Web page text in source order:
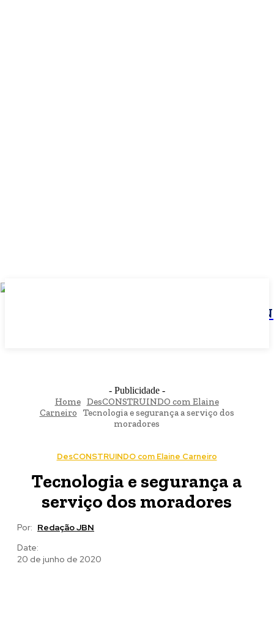
JBN
- Publicidade -
Home DesCONSTRUINDO com Elaine
Carneiro
Tecnologia e segurança a serviço dos
moradores
DesCONSTRUINDO com Elaine Carneiro
Tecnologia e segurança a
serviço dos moradores
Por: Redação JBN
Date:
20 de junho de 2020